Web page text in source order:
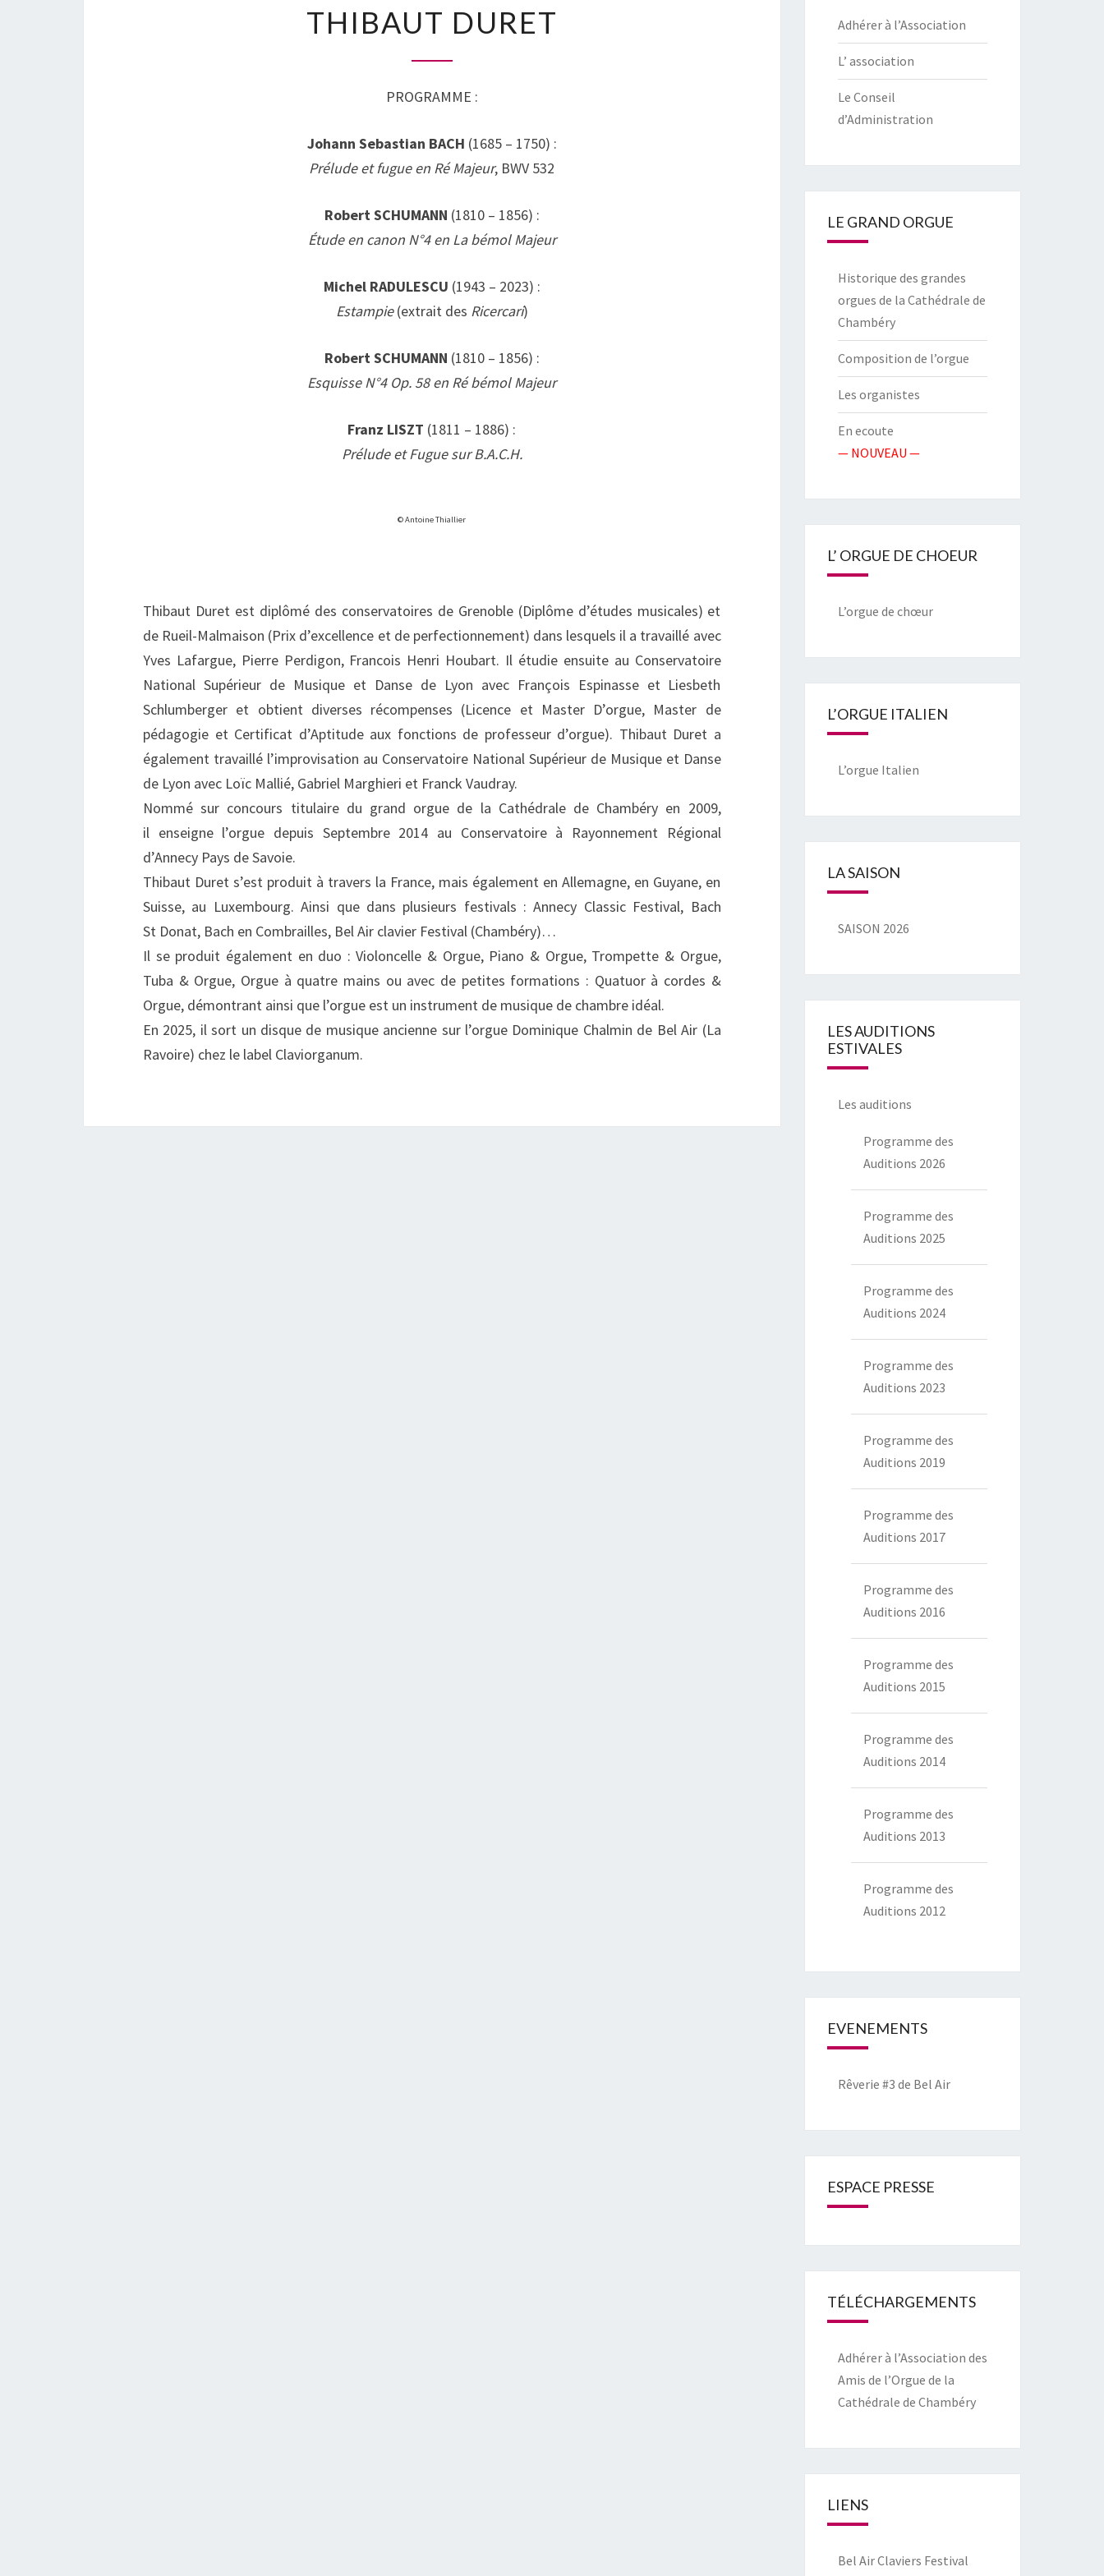
17
AOÛT
2025
–
DURET
THIBAUT DURET
PROGRAMME :
Johann Sebastian BACH (1685 – 1750) :
Prélude et fugue en Ré Majeur, BWV 532
Robert SCHUMANN (1810 – 1856) :
Étude en canon N°4 en La bémol Majeur
Michel RADULESCU (1943 – 2023) :
Estampie(extrait des Ricercari)
Robert SCHUMANN (1810 – 1856) :
Esquisse N°4 Op. 58 en Ré bémol Majeur
Franz LISZT (1811 – 1886) :
Prélude et Fugue sur B.A.C.H.
© Antoine Thiallier
Thibaut Duret est diplômé des conservatoires de Grenoble (Diplôme d’études musicales) et
de Rueil-Malmaison (Prix d’excellence et de perfectionnement) dans lesquels il a travaillé avec
Yves Lafargue, Pierre Perdigon, Francois Henri Houbart. Il étudie ensuite au Conservatoire
National Supérieur de Musique et Danse de Lyon avec François Espinasse et Liesbeth
Schlumberger et obtient diverses récompenses (Licence et Master D’orgue, Master de
pédagogie et Certificat d’Aptitude aux fonctions de professeur d’orgue). Thibaut Duret a
également travaillé l’improvisation au Conservatoire National Supérieur de Musique et Danse
de Lyon avec Loïc Mallié, Gabriel Marghieri et Franck Vaudray.
Nommé sur concours titulaire du grand orgue de la Cathédrale de Chambéry en 2009,
il enseigne l’orgue depuis Septembre 2014 au Conservatoire à Rayonnement Régional
d’Annecy Pays de Savoie.
Thibaut Duret s’est produit à travers la France, mais également en Allemagne, en Guyane, en
Suisse, au Luxembourg. Ainsi que dans plusieurs festivals : Annecy Classic Festival, Bach
St Donat, Bach en Combrailles, Bel Air clavier Festival (Chambéry)…
Il se produit également en duo : Violoncelle & Orgue, Piano & Orgue, Trompette & Orgue,
Tuba & Orgue, Orgue à quatre mains ou avec de petites formations : Quatuor à cordes &
Orgue, démontrant ainsi que l’orgue est un instrument de musique de chambre idéal.
En 2025, il sort un disque de musique ancienne sur l’orgue Dominique Chalmin de Bel Air (La
Ravoire) chez le label Claviorganum.
Adhérer à l’Association
L’ association
Le Conseil
d’Administration
LE GRAND ORGUE
Historique des grandes
orgues de la Cathédrale de
Chambéry
Composition de l’orgue
Les organistes
En ecoute
— NOUVEAU —
L’ ORGUE DE CHOEUR
L’orgue de chœur
L’ORGUE ITALIEN
L’orgue Italien
LA SAISON
SAISON 2026
LES AUDITIONS
ESTIVALES
Les auditions
Programme des
Auditions 2026
Programme des
Auditions 2025
Programme des
Auditions 2024
Programme des
Auditions 2023
Programme des
Auditions 2019
Programme des
Auditions 2017
Programme des
Auditions 2016
Programme des
Auditions 2015
Programme des
Auditions 2014
Programme des
Auditions 2013
Programme des
Auditions 2012
EVENEMENTS
Rêverie #3 de Bel Air
ESPACE PRESSE
TÉLÉCHARGEMENTS
Adhérer à l’Association des
Amis de l’Orgue de la
Cathédrale de Chambéry
LIENS
Bel Air Claviers Festival